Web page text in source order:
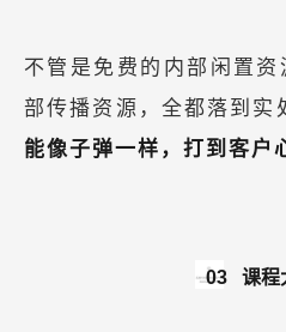
不管是免费的内部闲置
部传播资源，全都落到实
能像子弹一样，打到客户
03 课